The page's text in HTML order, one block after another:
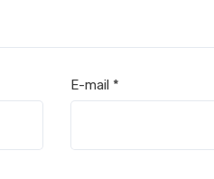
E-mail *